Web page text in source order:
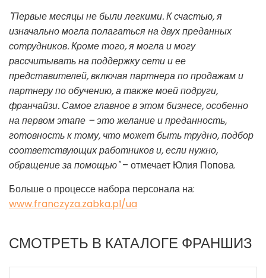
"Первые месяцы не были легкими. К счастью, я
изначально могла полагаться на двух преданных
сотрудников. Кроме того, я могла и могу
рассчитывать на поддержку сети и ее
представителей, включая партнера по продажам и
партнеру по обучению, а также моей подруги,
франчайзи. Самое главное в этом бизнесе, особенно
на первом этапе – это желание и преданность,
готовность к тому, что может быть трудно, подбор
соответствующих работников и, если нужно,
обращение за помощью"– отмечает Юлия Попова.
Больше о процессе набора персонала на:
www.franczyza.zabka.pl/ua
СМОТРЕТЬ В КАТАЛОГЕ ФРАНШИЗ